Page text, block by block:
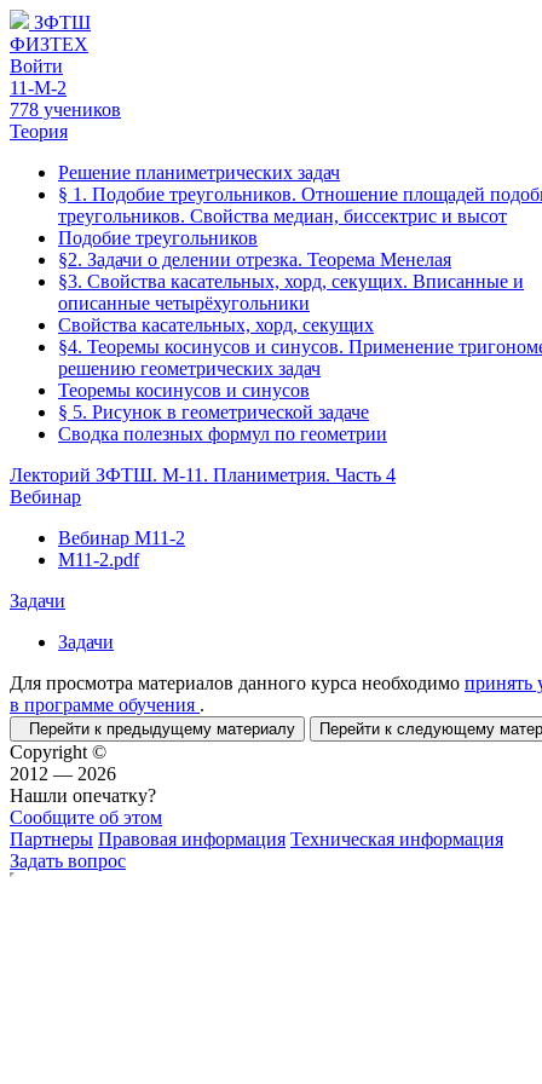
ЗФТШ
ФИЗТЕХ
Войти
11-М-2
778 учеников
Теория
Решение планиметрических задач
§ 1. Подобие треугольников. Отношение площадей
треугольников. Свойства медиан, биссектрис и высот
Подобие треугольников
§2. Задачи о делении отрезка. Теорема Менелая
§3. Свойства касательных, хорд, секущих. Вписанные и
описанные четырёхугольники
Свойства касательных, хорд, секущих
§4. Теоремы косинусов и синусов. Применение
решению геометрических задач
Теоремы косинусов и синусов
§ 5. Рисунок в геометрической задаче
Сводка полезных формул по геометрии
Лекторий ЗФТШ. М-11. Планиметрия. Часть 4
Вебинар
Вебинар М11-2
М11-2.pdf
Задачи
Задачи
Для просмотра материалов данного курса необходимо принять
в программе обучения .
Перейти к предыдущему материалу Перейти к следующему
Copyright ©
2012 — 2026
Нашли опечатку?
Сообщите об этом
Партнеры Правовая информация Техническая информация
Задать вопрос